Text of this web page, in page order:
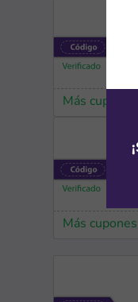
Más cupones
Más